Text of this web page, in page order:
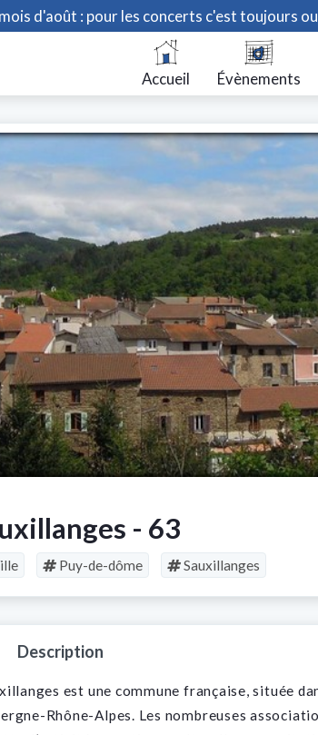
d'août : pour les concerts c'est toujours
Accueil Évènements
- 63
Puy-de-dôme Sauxillanges
Description
est une commune française, située
Rhône-Alpes. Les nombreuses